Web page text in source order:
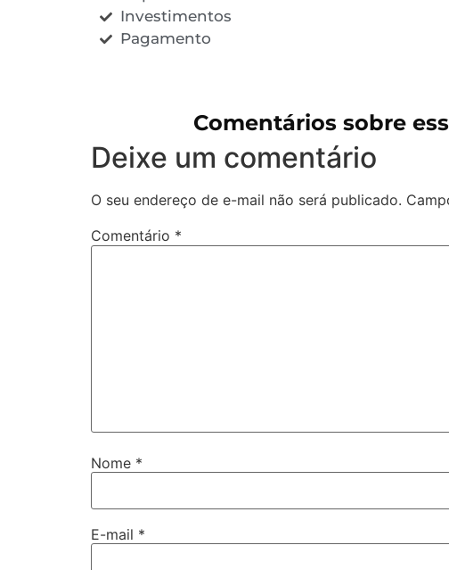
Investimentos
Pagamento
Comentários sobre
Deixe um comentário
O seu endereço de e-mail não será publicado.
Comentário *
Nome *
E-mail *